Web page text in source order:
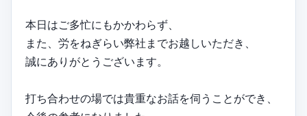
本日はご多忙にもかかわらず、
また、労をねぎらい弊社までお越しいただき、
誠にありがとうございます。
打ち合わせの場では貴重なお話を伺うことができ、